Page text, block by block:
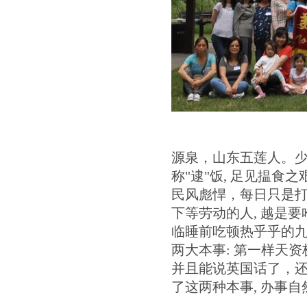
源泉，山东五莲人。
称"逮"饭, 足见揾食之
民风彪悍，每日只是
下等劳动的人, 越是
临睡前吃顿热乎乎的
两大本事: 第一样天
并且能说英国话了，
了这两种本事, 办事